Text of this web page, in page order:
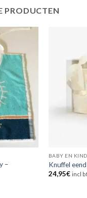
PRODUCTEN
–
BABY EN
Knuffel
24,95€ incl